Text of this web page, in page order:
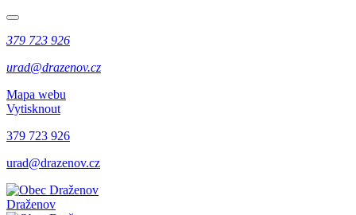
379 723 926
urad@drazenov.cz
Mapa webu
Vytisknout
379 723 926
urad@drazenov.cz
Draženov